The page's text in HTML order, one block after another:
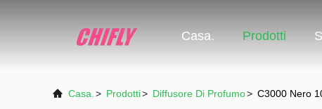
Casa. Prodotti
Casa. > Prodotti> Diffusore Di Profumo> C3000 Nero